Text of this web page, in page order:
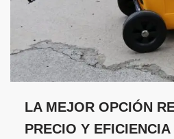
LA MEJOR OPCIÓN
PRECIO Y EFICIENCIA